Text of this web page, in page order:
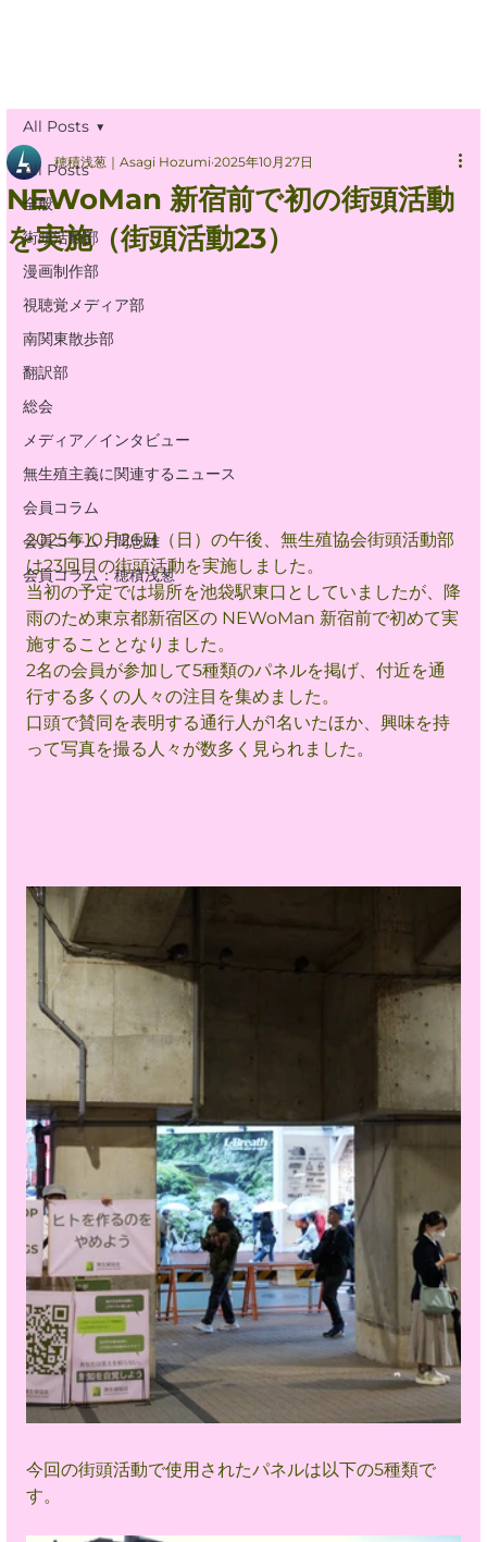
All Posts
全般
街頭活動部
漫画制作部
視聴覚メディア部
南関東散歩部
翻訳部
総会
メディア／インタビュー
無生殖主義に関連するニュース
会員コラム
会員コラム：間忠雄
会員コラム：穂積浅葱
All Posts
NEWoMan 新宿前で初の街頭活動
を実施（街頭活動23）
穂積浅葱｜Asagi Hozumi 2025年10月27日
2025年10月26日（日）の午後、無生殖協会街頭活動部
は23回目の街頭活動を実施しました。
当初の予定では場所を池袋駅東口としていましたが、降
雨のため東京都新宿区の NEWoMan 新宿前で初めて実
施することとなりました。
2名の会員が参加して5種類のパネルを掲げ、付近を通
行する多くの人々の注目を集めました。
口頭で賛同を表明する通行人が1名いたほか、興味を持
って写真を撮る人々が数多く見られました。
今回の街頭活動で使用されたパネルは以下の5種類で
す。